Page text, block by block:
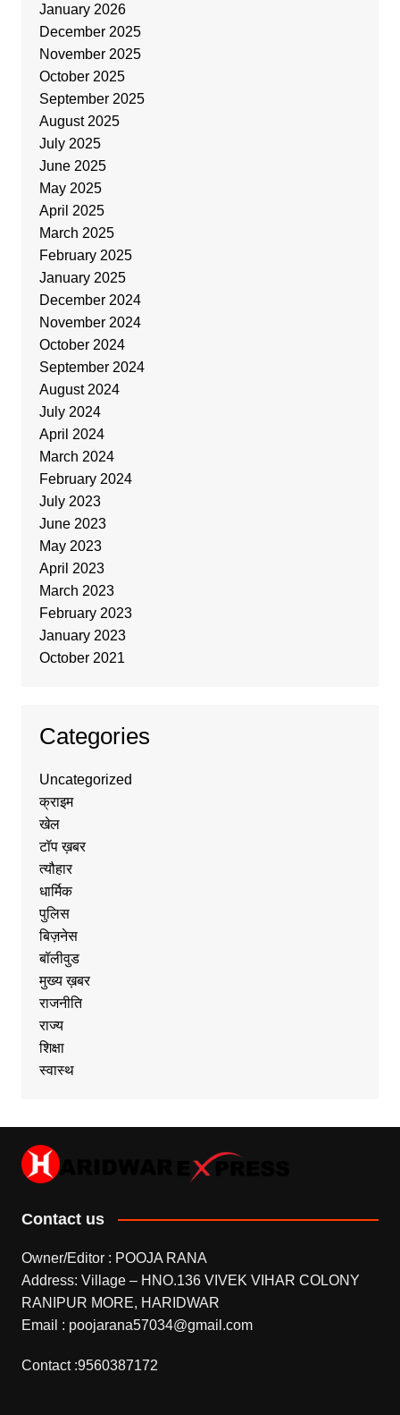
January 2026
December 2025
November 2025
October 2025
September 2025
August 2025
July 2025
June 2025
May 2025
April 2025
March 2025
February 2025
January 2025
December 2024
November 2024
October 2024
September 2024
August 2024
July 2024
April 2024
March 2024
February 2024
July 2023
June 2023
May 2023
April 2023
March 2023
February 2023
January 2023
October 2021
Categories
Uncategorized
क्राइम
खेल
टॉप ख़बर
त्यौहार
धार्मिक
पुलिस
बिज़नेस
बॉलीवुड
मुख्य ख़बर
राजनीति
राज्य
शिक्षा
स्वास्थ
Contact us
Owner/Editor : POOJA RANA
Address: Village – HNO.136 VIVEK VIHAR COLONY
RANIPUR MORE, HARIDWAR
Email : poojarana57034@gmail.com
Contact :9560387172